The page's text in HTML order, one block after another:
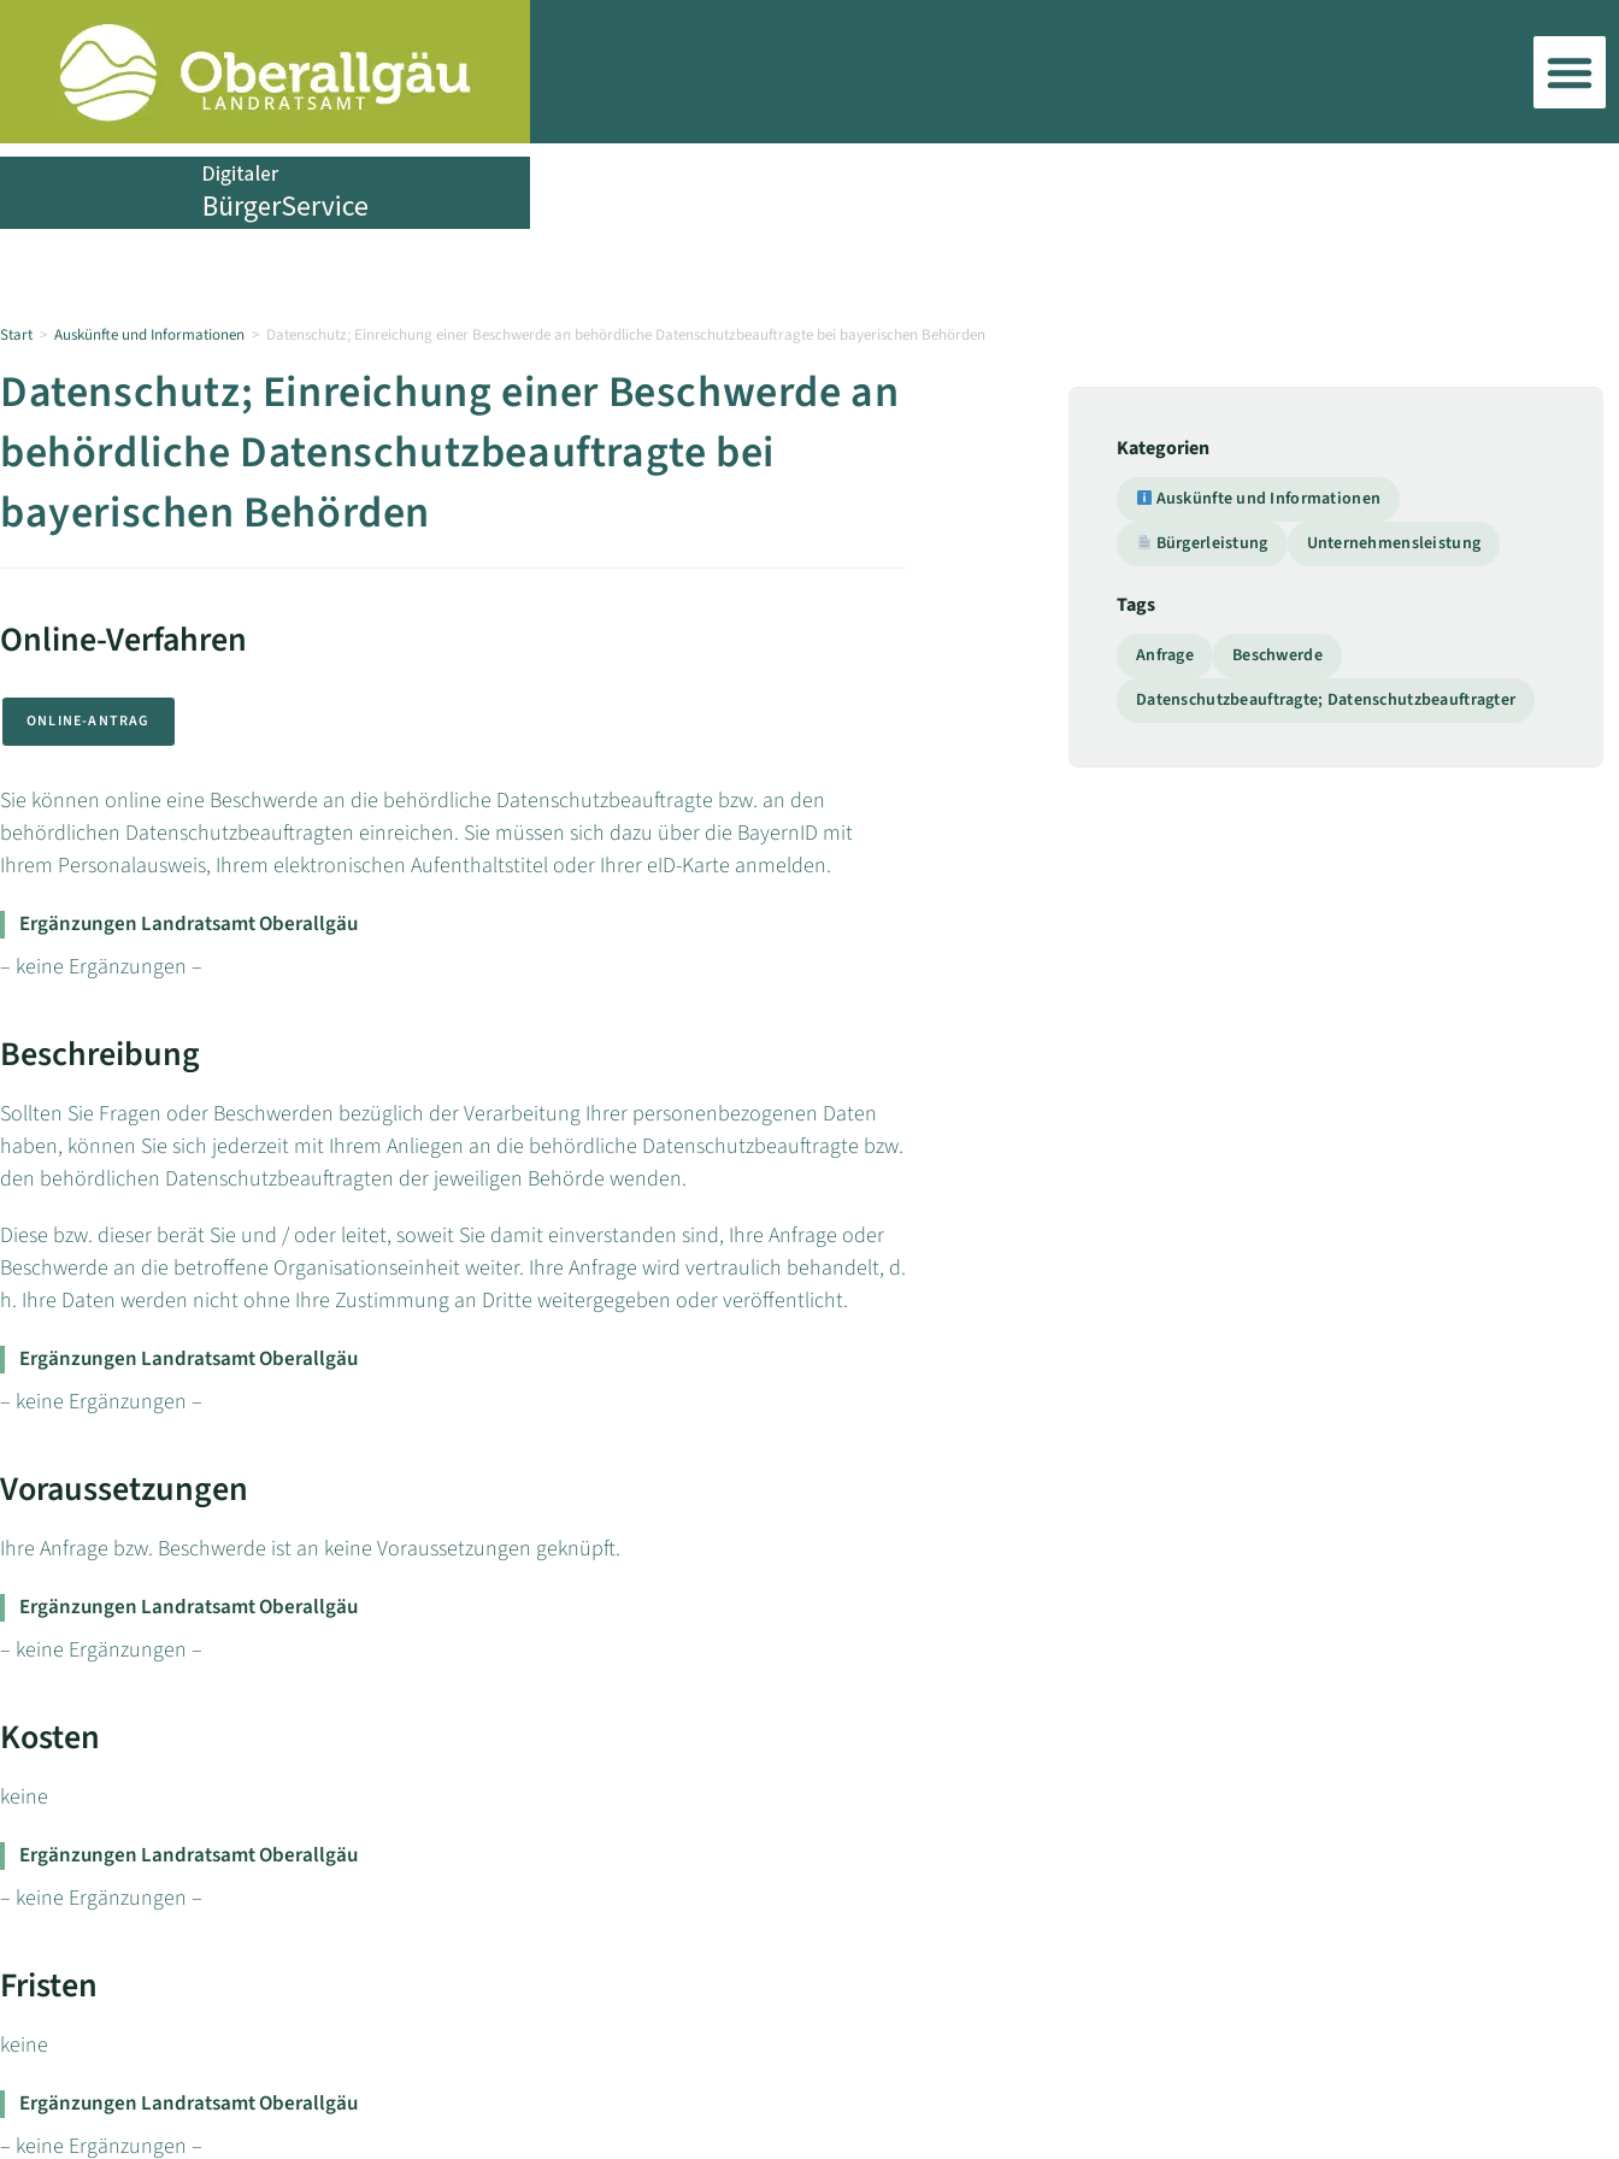
Start > Auskünfte und Informationen > Datenschutz; Einreichung einer Beschwerde an behördliche Datenschutzbeauftragte bei bayerischen Behörden
Datenschutz; Einreichung einer Beschwerde an
behördliche Datenschutzbeauftragte bei
bayerischen Behörden
Online-Verfahren
ONLINE-ANTRAG
Sie können online eine Beschwerde an die behördliche Datenschutzbeauftragte bzw. an den
behördlichen Datenschutzbeauftragten einreichen. Sie müssen sich dazu über die BayernID mit
Ihrem Personalausweis, Ihrem elektronischen Aufenthaltstitel oder Ihrer eID-Karte anmelden.
Ergänzungen Landratsamt Oberallgäu
– keine Ergänzungen –
Beschreibung
Sollten Sie Fragen oder Beschwerden bezüglich der Verarbeitung Ihrer personenbezogenen Daten
haben, können Sie sich jederzeit mit Ihrem Anliegen an die behördliche Datenschutzbeauftragte bzw.
den behördlichen Datenschutzbeauftragten der jeweiligen Behörde wenden.
Diese bzw. dieser berät Sie und / oder leitet, soweit Sie damit einverstanden sind, Ihre Anfrage oder
Beschwerde an die betroffene Organisationseinheit weiter. Ihre Anfrage wird vertraulich behandelt, d.
h. Ihre Daten werden nicht ohne Ihre Zustimmung an Dritte weitergegeben oder veröffentlicht.
Ergänzungen Landratsamt Oberallgäu
– keine Ergänzungen –
Voraussetzungen
Ihre Anfrage bzw. Beschwerde ist an keine Voraussetzungen geknüpft.
Ergänzungen Landratsamt Oberallgäu
– keine Ergänzungen –
Kosten
keine
Ergänzungen Landratsamt Oberallgäu
– keine Ergänzungen –
Fristen
keine
Ergänzungen Landratsamt Oberallgäu
– keine Ergänzungen –
Kategorien
Auskünfte und Informationen
Bürgerleistung
Unternehmensleistung
Tags
Anfrage
Beschwerde
Datenschutzbeauftragte; Datenschutzbeauftragter